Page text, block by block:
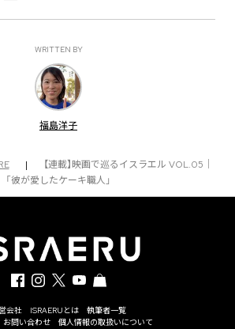
WRITTEN BY
福島洋子
|
【連載】映画で巡るイスラエル VOL.05｜
「彼が愛したケーキ職人」
会社 ISRAERUとは
執筆者一覧
お問い合わせ 個人情報の取扱いについて